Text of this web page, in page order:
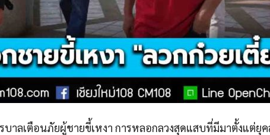
บาลเตือนภัยผู้ชายขี้เหงา การหลอกลวงสุดแสบที่มีมาตั้งแต่ยุค